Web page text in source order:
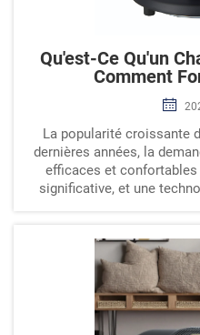
Qu'est-Ce Qu'un
Comment
La popularité croissante
dernières années, la
efficaces et
significative, et une